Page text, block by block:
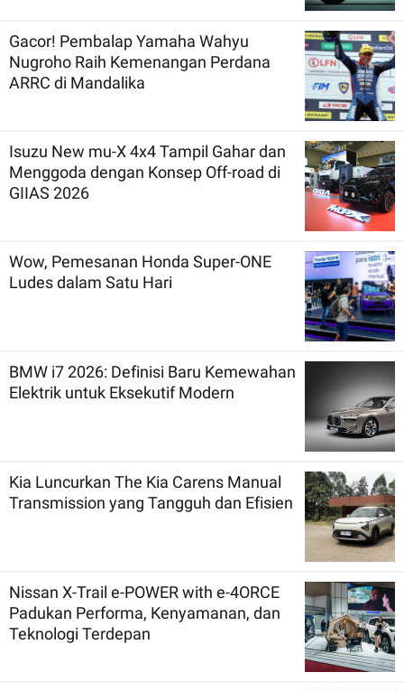
Gacor! Pembalap Yamaha Wahyu
Nugroho Raih Kemenangan Perdana
ARRC di Mandalika
Isuzu New mu-X 4x4 Tampil Gahar dan
Menggoda dengan Konsep Off-road di
GIIAS 2026
Wow, Pemesanan Honda Super-ONE
Ludes dalam Satu Hari
BMW i7 2026: Definisi Baru Kemewahan
Elektrik untuk Eksekutif Modern
Kia Luncurkan The Kia Carens Manual
Transmission yang Tangguh dan Efisien
Nissan X-Trail e-POWER with e-4ORCE
Padukan Performa, Kenyamanan, dan
Teknologi Terdepan